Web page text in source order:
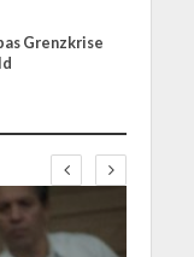
Grenzkrise